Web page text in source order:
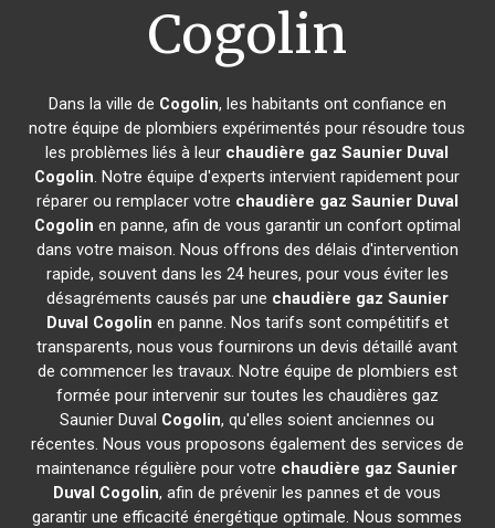
Cogolin
Dans la ville de Cogolin, les habitants ont confiance en
notre équipe de plombiers expérimentés pour résoudre tous
les problèmes liés à leur chaudière gaz Saunier Duval
Cogolin. Notre équipe d'experts intervient rapidement pour
réparer ou remplacer votre chaudière gaz Saunier Duval
Cogolin en panne, afin de vous garantir un confort optimal
dans votre maison. Nous offrons des délais d'intervention
rapide, souvent dans les 24 heures, pour vous éviter les
désagréments causés par une chaudière gaz Saunier
Duval Cogolin en panne. Nos tarifs sont compétitifs et
transparents, nous vous fournirons un devis détaillé avant
de commencer les travaux. Notre équipe de plombiers est
formée pour intervenir sur toutes les chaudières gaz
Saunier Duval Cogolin, qu'elles soient anciennes ou
récentes. Nous vous proposons également des services de
maintenance régulière pour votre chaudière gaz Saunier
Duval Cogolin, afin de prévenir les pannes et de vous
garantir une efficacité énergétique optimale. Nous sommes